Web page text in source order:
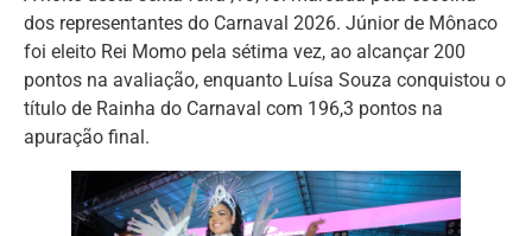
dos representantes do Carnaval 2026. Júnior de Mônaco
foi eleito Rei Momo pela sétima vez, ao alcançar 200
pontos na avaliação, enquanto Luísa Souza conquistou o
título de Rainha do Carnaval com 196,3 pontos na
apuração final.